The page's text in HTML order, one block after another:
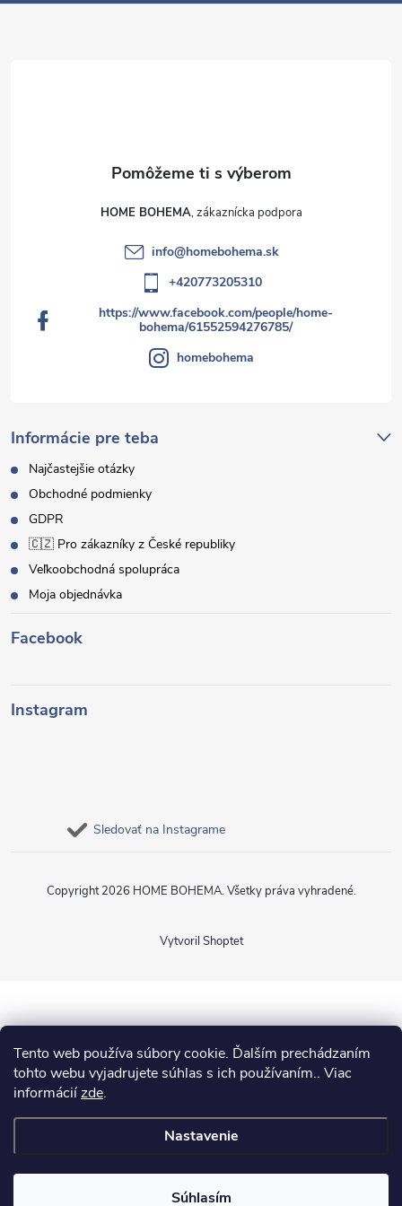
Tento web používa súbory cookie. Ďalším prechádzaním
tohto webu vyjadrujete súhlas s ich používaním.. Viac
informáciízde.
Nastavenie
Súhlasím
Informácie pre teba
Najčastejšie otázky
Obchodné podmienky
GDPR
🇨🇿 Pro zákazníky z České republiky
Veľkoobchodná spolupráca
Moja objednávka
HOME BOHEMA
info@homebohema.sk
+420773205310
https://www.facebook.com/people/home-
bohema/61552594276785/
homebohema
Facebook
Instagram
Sledovať na Instagrame
Vytvoril Shoptet
Copyright 2026 HOME BOHEMA. Všetky práva vyhradené.